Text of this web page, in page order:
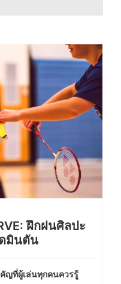
ฝึกฝนศิลปะ
มินตัน
ญที่ผู้เล่นทุกคนควรรู้